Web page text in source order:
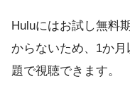
Huluにはお試し無料
からないため、1か
題で視聴できます。